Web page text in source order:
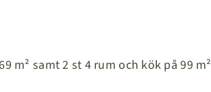
m² samt 2 st 4 rum och kök på 99 m²